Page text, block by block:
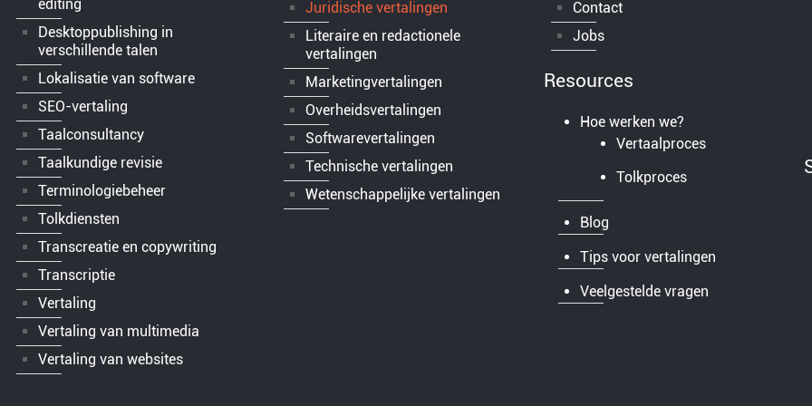
editing
Desktoppublishing in
verschillende talen
Lokalisatie van software
SEO-vertaling
Taalconsultancy
Taalkundige revisie
Terminologiebeheer
Tolkdiensten
Transcreatie en copywriting
Transcriptie
Vertaling
Vertaling van multimedia
Vertaling van websites
Juridische vertalingen
Literaire en redactionele
vertalingen
Marketingvertalingen
Overheidsvertalingen
Softwarevertalingen
Technische vertalingen
Wetenschappelijke vertalingen
Contact
Jobs
Resources
Hoe werken we?
Vertaalproces
Tolkproces
Blog
Tips voor vertalingen
Veelgestelde vragen